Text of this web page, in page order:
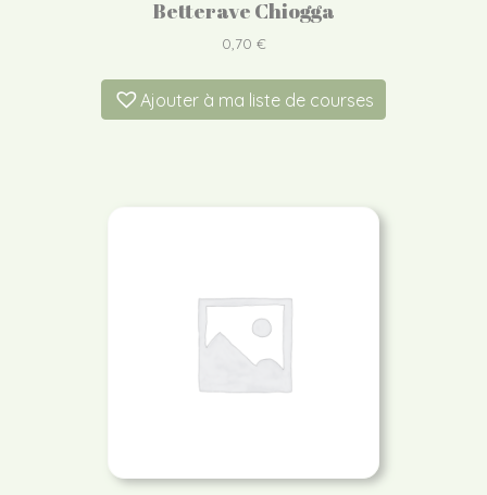
Betterave Chiogga
0,70 €
Ajouter à ma liste de courses